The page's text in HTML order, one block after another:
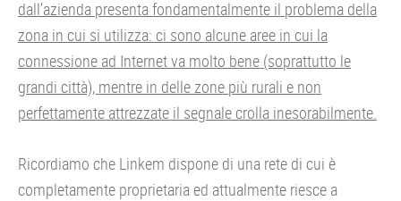
dall’azienda presenta fondamentalmente il problema della
zona in cui si utilizza: ci sono alcune aree in cui la
connessione ad Internet va molto bene (soprattutto le
grandi città), mentre in delle zone più rurali e non
perfettamente attrezzate il segnale crolla inesorabilmente.
Ricordiamo che Linkem dispone di una rete di cui è
completamente proprietaria ed attualmente riesce a